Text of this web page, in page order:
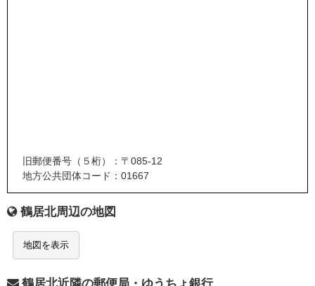
旧郵便番号（５桁）：〒085-12
地方公共団体コード：01667
鶴居北周辺の地図
地図を表示